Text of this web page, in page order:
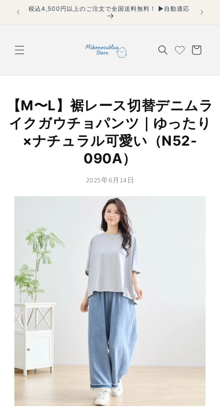
ンツに税込4,500円以上のご注文で全国送料無料！ ▶自動適応 【40代
ー
【M〜L】裾レース切替デニムラ
イクガウチョパンツ｜ゆったり
×ナチュラル可愛い（N52-
090A）
2025年6月14日